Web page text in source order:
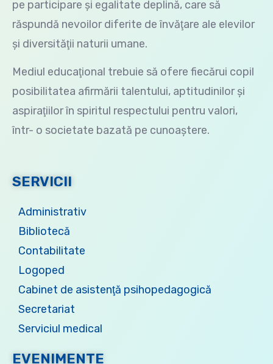
SERVICII
Administrativ
Bibliotecă
Contabilitate
Logoped
Cabinet de asistenţă psihopedagogică
Secretariat
Serviciul medical
EVENIMENTE
pe participare şi egalitate deplină, care să
răspundă nevoilor diferite de învăţare ale elevilor
şi diversităţii naturii umane.
Mediul educaţional trebuie să ofere fiecărui copil
posibilitatea afirmării talentului, aptitudinilor şi
aspiraţiilor în spiritul respectului pentru valori,
într- o societate bazată pe cunoaştere.